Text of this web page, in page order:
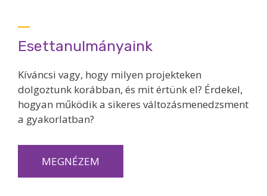
Esettanulmányaink
Kíváncsi vagy, hogy milyen projekteken
dolgoztunk korábban, és mit értünk el? Érdekel,
hogyan működik a sikeres változásmenedzsment
a gyakorlatban?
MEGNÉZEM